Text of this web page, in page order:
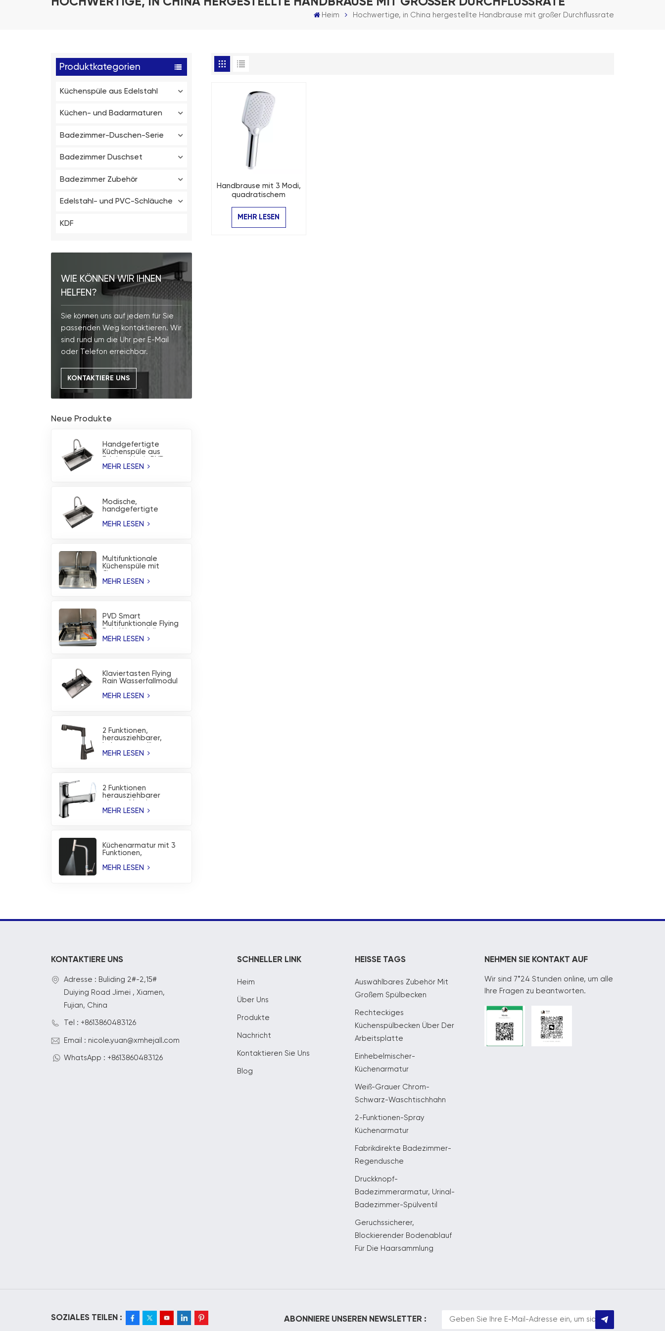
Heim Hochwertige, in China hergestellte Handbrause mit großer Durchflussrate
Produktkategorien
Küchenspüle aus Edelstahl
Küchen- und Badarmaturen
Badezimmer-Duschen-Serie
Badezimmer Duschset
Badezimmer Zubehör
Edelstahl- und PVC-Schläuche
KDF
WIE KÖNNEN WIR IHNEN
HELFEN?
Sie können uns auf jedem für Sie
passenden Weg kontaktieren. Wir
sind rund um die Uhr per E-Mail
oder Telefon erreichbar.
KONTAKTIERE UNS
Neue Produkte
Handgefertigte
Küchenspüle aus
Beschichtung ohne
MEHR LESEN
Modische,
handgefertigte
korrosionsbeständiger
MEHR LESEN
Multifunktionale
Küchenspüle mit
Regenwasserfall aus
MEHR LESEN
PVD Smart
Multifunktionale Flying
Workstation
MEHR LESEN
Klaviertasten Flying
Rain Wasserfallmodul
Küchenspüle
MEHR LESEN
2 Funktionen,
herausziehbarer,
Waschbecken-
MEHR LESEN
2 Funktionen
herausziehbarer
Waschbecken-
MEHR LESEN
Küchenarmatur mit 3
Funktionen,
und Wasserfallbrause
MEHR LESEN
Handbrause mit 3 Modi,
quadratischem
MEHR LESEN
KONTAKTIERE UNS
Adresse : Buliding 2#-2,15#
Duiying Road Jimei , Xiamen,
Fujian, China
Tel : +8613860483126
Email : nicole.yuan@xmhejall.com
WhatsApp : +8613860483126
SCHNELLER LINK
Heim
Über Uns
Produkte
Nachricht
Kontaktieren Sie Uns
Blog
HEISSE TAGS
Auswählbares Zubehör Mit
Großem Spülbecken
Rechteckiges
Küchenspülbecken Über Der
Arbeitsplatte
Einhebelmischer-
Küchenarmatur
Weiß-Grauer Chrom-
Schwarz-Waschtischhahn
2-Funktionen-Spray
Küchenarmatur
Fabrikdirekte Badezimmer-
Regendusche
Druckknopf-
Badezimmerarmatur, Urinal-
Badezimmer-Spülventil
Geruchssicherer,
Blockierender Bodenablauf
Für Die Haarsammlung
NEHMEN SIE KONTAKT AUF
Wir sind 7*24 Stunden online, um alle
Ihre Fragen zu beantworten.
SOZIALES TEILEN : ABONNIERE UNSEREN NEWSLETTER :